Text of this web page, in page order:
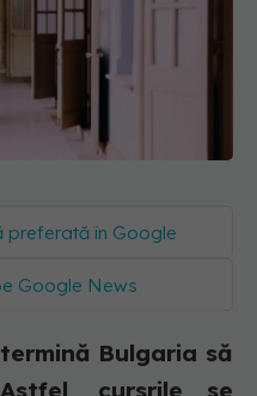
preferată în Google
Google News
Bulgaria să